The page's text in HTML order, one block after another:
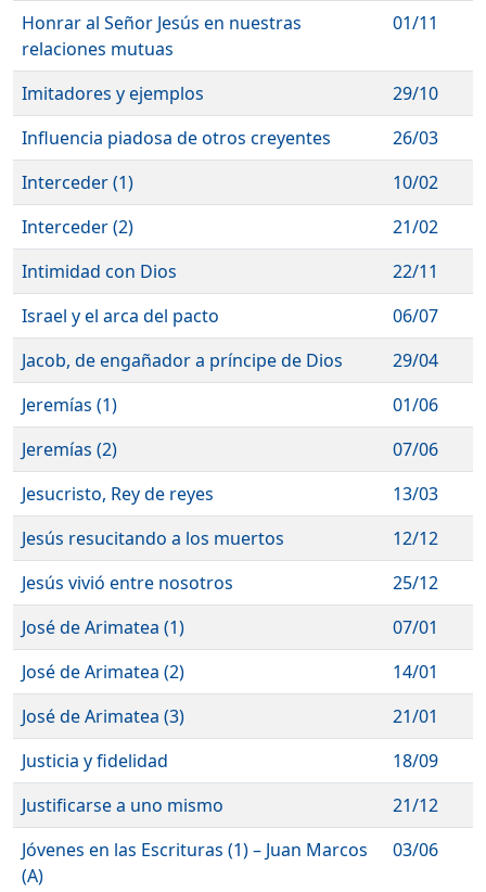
Honrar al Señor Jesús en nuestras
relaciones mutuas
01/11
Imitadores y ejemplos
29/10
Influencia piadosa de otros creyentes
26/03
Interceder (1)
10/02
Interceder (2)
21/02
Intimidad con Dios
22/11
Israel y el arca del pacto
06/07
Jacob, de engañador a príncipe de Dios
29/04
Jeremías (1)
01/06
Jeremías (2)
07/06
Jesucristo, Rey de reyes
13/03
Jesús resucitando a los muertos
12/12
Jesús vivió entre nosotros
25/12
José de Arimatea (1)
07/01
José de Arimatea (2)
14/01
José de Arimatea (3)
21/01
Justicia y fidelidad
18/09
Justificarse a uno mismo
21/12
Jóvenes en las Escrituras (1) – Juan Marcos
(A)
03/06